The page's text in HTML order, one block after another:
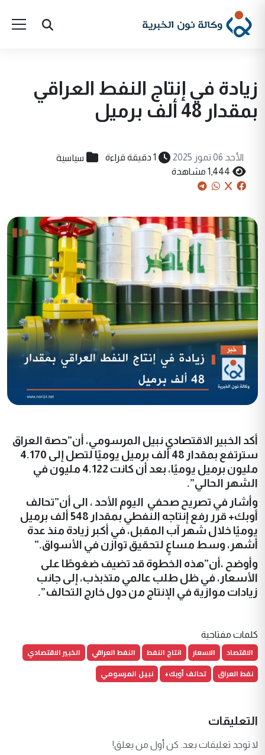
زيادة في إنتاج النفط العراقي
بمقدار 48 ألف برميل
الأحد 06 تموز 2025 1 دقيقة قراءة سياسية
1,444 مشاهدة
أكد الخبير الاقتصادي نبيل المرسومي، أن”حصة العراق
سترتفع بمقدار 48 ألف برميل يوميًا لتصل إلى 4.170
مليون برميل يوميًا، بعد أن كانت 4.122 مليون في
الشهر الحالي”.
وأشار في تصريح صحفي اليوم الأحد ، الى أن”تحالف
أوبك+ قرر رفع إنتاجه النفطي بمقدار 548 ألف برميل
يوميًا خلال شهر آب المقبل، في أكبر زيادة منذ عدة
أشهر، وسط مساعٍ لتحقيق توازن في الأسواق.”
وأوضح ،أن”هذه الخطوة قد تضيف ضغوطًا على
الأسعار، في ظل طلب عالمي متذبذب، إلى جانب
زيادات موازية في الإنتاج من دول خارج التحالف”.
كلمات مفتاحية
الاقتصاد الاسعار انتاج النفط النفط العراقي
الخبير الاقتصادي
نفط العراق
تحالف أوبك+ نبيل المرسومي
التعليقات
لا توجد تعليقات بعد. كن أول من يعلق!